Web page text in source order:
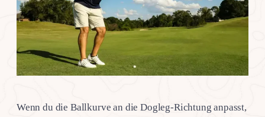
Wenn du die Ballkurve an die Dogleg-Richtung anpasst,